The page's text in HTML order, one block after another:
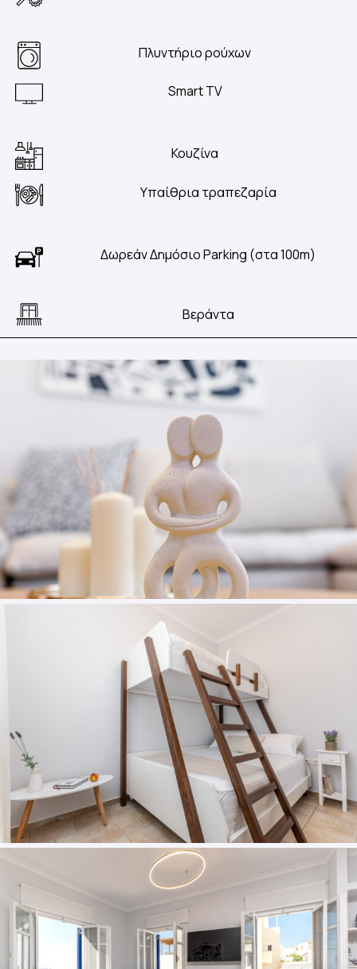
Πλυντήριο ρούχων
Smart TV
Κουζίνα
Υπαίθρια τραπεζαρία
Δωρεάν Δημόσιο Parking (στα 100m)
Βεράντα